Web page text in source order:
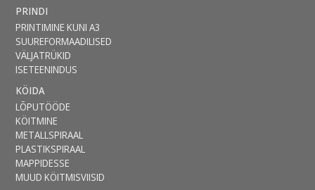
PRINDI
PRINTIMINE KUNI A3
SUUREFORMAADILISED
VÄLJATRÜKID
ISETEENINDUS
KÖIDA
LÕPUTÖÖDE
KÖITMINE
METALLSPIRAAL
PLASTIKSPIRAAL
MAPPIDESSE
MUUD KÖITMISVIISID